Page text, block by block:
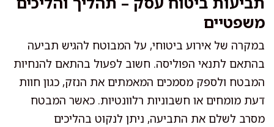
משפטיים
במקרה של אירוע ביטוחי, על המבוטח להגיש תביעה
בהתאם לתנאי הפוליסה. חשוב לפעול בהתאם להנחיות
המבטח ולספק מסמכים המאמתים את הנזק, כגון חוות
דעת מומחים או חשבוניות רלוונטיות. כאשר המבטח
מסרב לשלם את התביעה, ניתן לנקוט בהליכים